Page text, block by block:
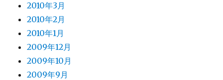
2010年3月
2010年2月
2010年1月
2009年12月
2009年10月
2009年9月